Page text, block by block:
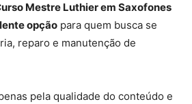
Mestre Luthier em Saxofones
opção para quem busca se
reparo e manutenção de
pela qualidade do conteúdo e